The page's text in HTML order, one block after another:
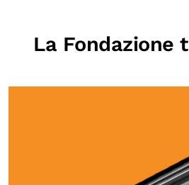
La Fondazione